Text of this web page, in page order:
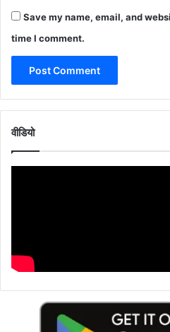
Save my name, email, and
time I comment.
वीडियो